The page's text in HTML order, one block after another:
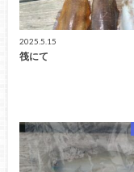
2025.5.15
筏にて